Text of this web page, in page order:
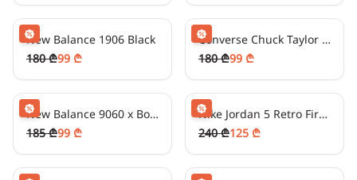
24₾/თვეში -50%
New Balance 1906 Black
180 ₾99 ₾
24₾/თვეში -50%
Converse Chuck Taylor All Star Platform
180 ₾99 ₾
24₾/თვეში -50%
New Balance 9060 x Bodega Age Of Discovery
185 ₾99 ₾
31₾/თვეში -50%
Nike Jordan 5 Retro Fire Red/White
240 ₾125 ₾
31₾/თვეში -40% 31₾/თვეში -40%